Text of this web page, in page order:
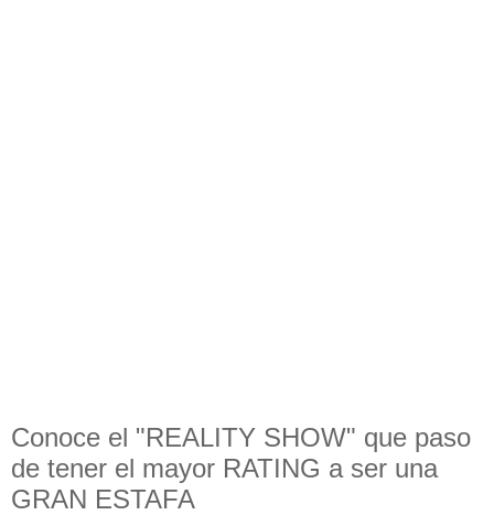
Conoce el "REALITY SHOW" que paso
de tener el mayor RATING a ser una
GRAN ESTAFA